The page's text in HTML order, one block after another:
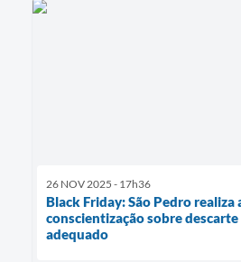
26 NOV 2025 - 17h36
Black Friday: São Pedro realiza
conscientização sobre
adequado